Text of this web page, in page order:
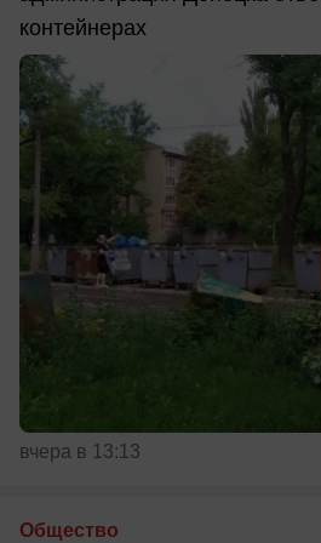
контейнерах
вчера в 13:13
Общество